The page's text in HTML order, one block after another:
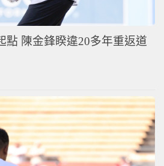
點 陳金鋒睽違20多年重返道